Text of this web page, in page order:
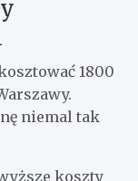
1800
niemal tak
koszty